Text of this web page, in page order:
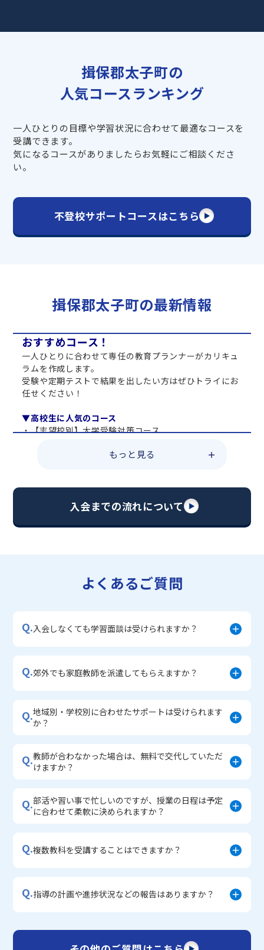
揖保郡太子町の
人気コースランキング
一人ひとりの目標や学習状況に合わせて最適なコースを
受講できます。
気になるコースがありましたらお気軽にご相談くださ
い。
不登校サポートコースはこちら
揖保郡太子町の最新情報
おすすめコース！
一人ひとりに合わせて専任の教育プランナーがカリキュ
ラムを作成します。
受験や定期テストで結果を出したい方はぜひトライにお
任せください！
▼高校生に人気のコース
・【志望校別】大学受験対策コース
・総合型選抜直前対策コース
・【志望校別】公立・私立高校受験対策コース
・宿題サポートコース
・学習習慣定着コース
もっと見る
入会までの流れについて
よくあるご質問
Q.入会しなくても学習面談は受けられますか？
Q.郊外でも家庭教師を派遣してもらえますか？
Q.地域別・学校別に合わせたサポートは受けられます
か？
Q.教師が合わなかった場合は、無料で交代していただ
けますか？
Q.部活や習い事で忙しいのですが、授業の日程は予定
に合わせて柔軟に決められますか？
Q.複数教科を受講することはできますか？
Q.指導の計画や進捗状況などの報告はありますか？